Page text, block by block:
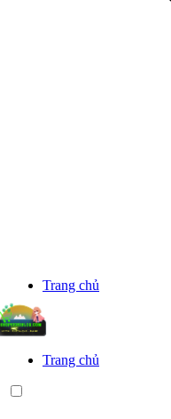
Trang chủ
Trang chủ